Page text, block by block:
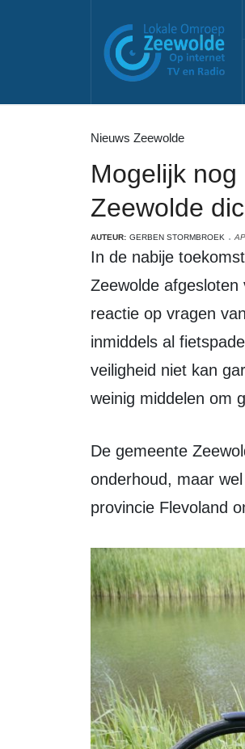
Nieuws Zeewolde
Mogelijk
Zeewolde
AUTEUR: GERBEN STORMBROEK
In de nabije toekomst worden mogelijk meer fietspaden in het buitengebied van
Zeewolde
reactie op vragen
inmiddels al
veiligheid niet kan
weinig middelen om
De gemeente Zeewolde geeft aan dat zij geen rol heeft in de financiering van het
onderhoud, maar
provincie Flevoland